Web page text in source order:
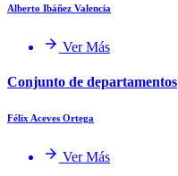
Alberto Ibáñez Valencia
Ver Más
Conjunto de departamentos
Félix Aceves Ortega
Ver Más